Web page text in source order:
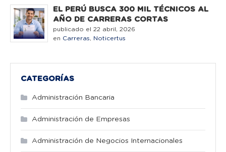
EL PERÚ BUSCA 300 MIL TÉCNICOS AL
AÑO DE CARRERAS CORTAS
publicado el 22 abril, 2026
en Carreras, Noticertus
CATEGORÍAS
Administración Bancaria
Administración de Empresas
Administración de Negocios Internacionales